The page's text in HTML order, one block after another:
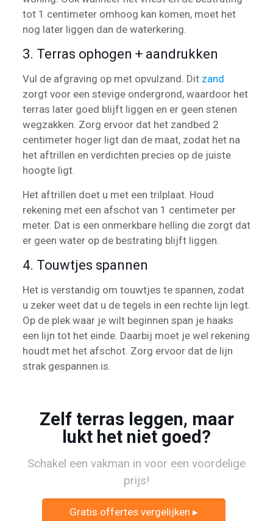
tot 1 centimeter omhoog kan komen, moet het
nog later liggen dan de waterkering.
3. Terras ophogen + aandrukken
Vul de afgraving op met opvulzand. Dit zand
zorgt voor een stevige ondergrond, waardoor het
terras later goed blijft liggen en er geen stenen
wegzakken. Zorg ervoor dat het zandbed 2
centimeter hoger ligt dan de maat, zodat het na
het aftrillen en verdichten precies op de juiste
hoogte ligt.
Het aftrillen doet u met een trilplaat. Houd
rekening met een afschot van 1 centimeter per
meter. Dat is een onmerkbare helling die zorgt dat
er geen water op de bestrating blijft liggen.
4. Touwtjes spannen
Het is verstandig om touwtjes te spannen, zodat
u zeker weet dat u de tegels in een rechte lijn legt.
Op de plek waar je wilt beginnen span je haaks
een lijn tot het einde. Daarbij moet je wel rekening
houdt met het afschot. Zorg ervoor dat de lijn
strak gespannen is.
Zelf terras leggen, maar
lukt het niet goed?
Schakel een vakman in voor een voordelige
prijs!
Gratis offertes vergelijken ▸